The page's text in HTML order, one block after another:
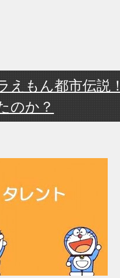
えもん都市伝説
のか？